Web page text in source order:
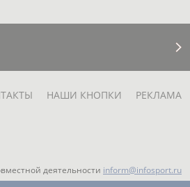
НАШИ КНОПКИ РЕКЛАМА
деятельности inform@infosport.ru